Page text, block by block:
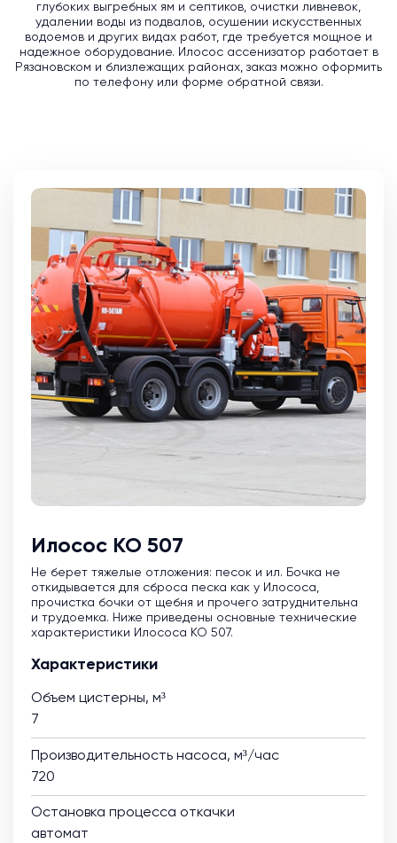
глубоких выгребных ям и септиков, очистки ливневок,
удалении воды из подвалов, осушении искусственных
водоемов и других видах работ, где требуется мощное и
надежное оборудование. Илосос ассенизатор работает в
Рязановском и близлежащих районах, заказ можно оформить
по телефону или форме обратной связи.
Илосос КО 507
Не берет тяжелые отложения: песок и ил. Бочка не
откидывается для сброса песка как у Илососа,
прочистка бочки от щебня и прочего затруднительна
и трудоемка. Ниже приведены основные технические
характеристики Илососа КО 507.
Характеристики
Объем цистерны, м³
7
Производительность насоса, м³/час
720
Остановка процесса откачки
автомат